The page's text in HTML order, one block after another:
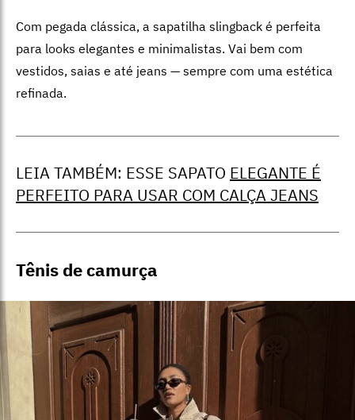
Com pegada clássica, a sapatilha slingback é perfeita
para looks elegantes e minimalistas. Vai bem com
vestidos, saias e até jeans — sempre com uma estética
refinada.
LEIA TAMBÉM: ESSE SAPATO ELEGANTE É
PERFEITO PARA USAR COM CALÇA JEANS
Tênis de camurça